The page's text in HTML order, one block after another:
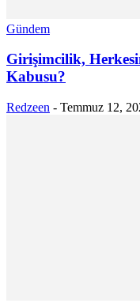
Gündem
Girişimcilik,
Kabusu?
Redzeen - Temmuz 12,